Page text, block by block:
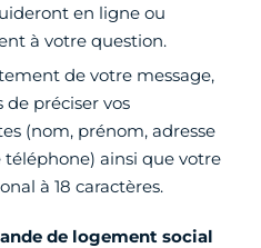
en ligne ou
à votre question.
de votre message,
de préciser vos
(nom, prénom, adresse
ainsi que votre
à 18 caractères.
de logement social